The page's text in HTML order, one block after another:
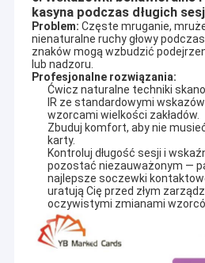
kasyna podczas długich
Problem: Częste mruganie,
nienaturalne ruchy głowy
znaków mogą wzbudzić
lub nadzoru.
Profesjonalne rozwiązania:
Ćwicz naturalne techniki
IR ze standardowymi
wzorcami wielkości zakładów.
Zbuduj komfort, aby nie
karty.
Kontroluj długość sesji i
pozostać niezauważonym —
najlepsze soczewki
uratują Cię przed złym
oczywistymi zmianami